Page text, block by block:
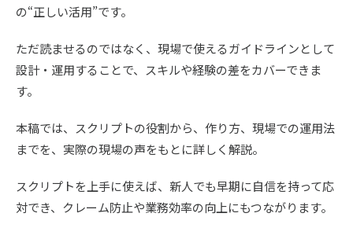
の“正しい活用”です。
ただ読ませるのではなく、現場で使えるガイドラインとして
設計・運用することで、スキルや経験の差をカバーできま
す。
本稿では、スクリプトの役割から、作り方、現場での運用法
までを、実際の現場の声をもとに詳しく解説。
スクリプトを上手に使えば、新人でも早期に自信を持って応
対でき、クレーム防止や業務効率の向上にもつながります。